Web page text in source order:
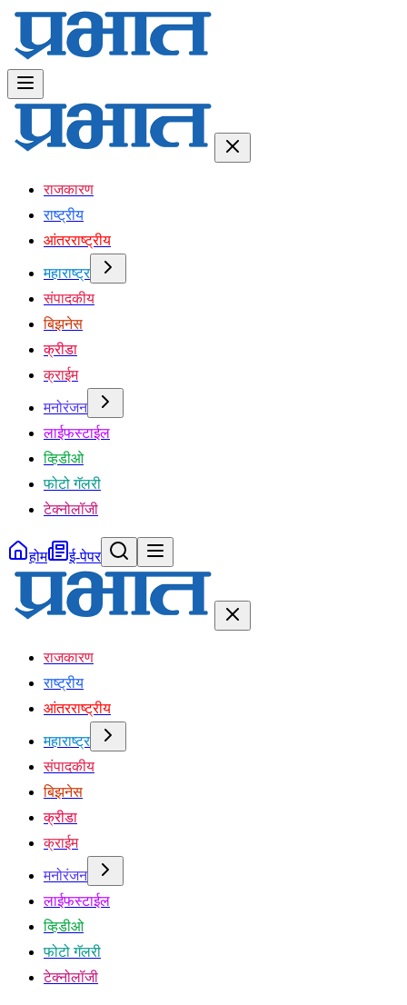
राजकारण
राष्ट्रीय
आंतरराष्ट्रीय
महाराष्ट्र
संपादकीय
बिझनेस
क्रीडा
क्राईम
मनोरंजन
लाईफस्टाईल
व्हिडीओ
फोटो गॅलरी
टेक्नोलॉजी
होम ई-पेपर
राजकारण
राष्ट्रीय
आंतरराष्ट्रीय
महाराष्ट्र
संपादकीय
बिझनेस
क्रीडा
क्राईम
मनोरंजन
लाईफस्टाईल
व्हिडीओ
फोटो गॅलरी
टेक्नोलॉजी